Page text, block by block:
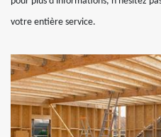
votre entière service.